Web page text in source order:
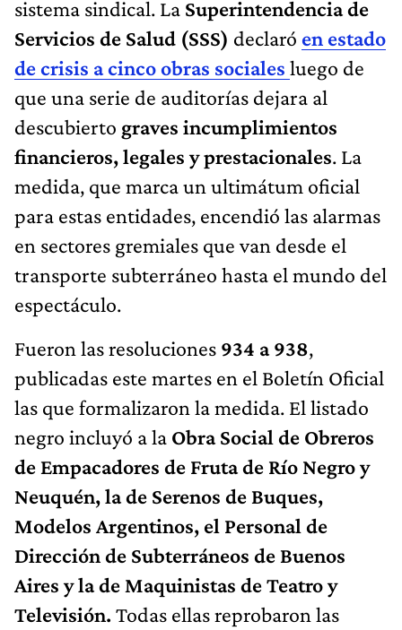
sistema sindical. La Superintendencia de
Servicios de Salud (SSS) declaró en estado
de crisis a cinco obras sociales luego de
que una serie de auditorías dejara al
descubierto graves incumplimientos
financieros, legales y prestacionales. La
medida, que marca un ultimátum oficial
para estas entidades, encendió las alarmas
en sectores gremiales que van desde el
transporte subterráneo hasta el mundo del
espectáculo.
Fueron las resoluciones 934 a 938,
publicadas este martes en el Boletín Oficial
las que formalizaron la medida. El listado
negro incluyó a la Obra Social de Obreros
de Empacadores de Fruta de Río Negro y
Neuquén, la de Serenos de Buques,
Modelos Argentinos, el Personal de
Dirección de Subterráneos de Buenos
Aires y la de Maquinistas de Teatro y
Televisión. Todas ellas reprobaron las